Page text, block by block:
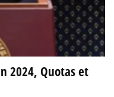
2024, Quotas et